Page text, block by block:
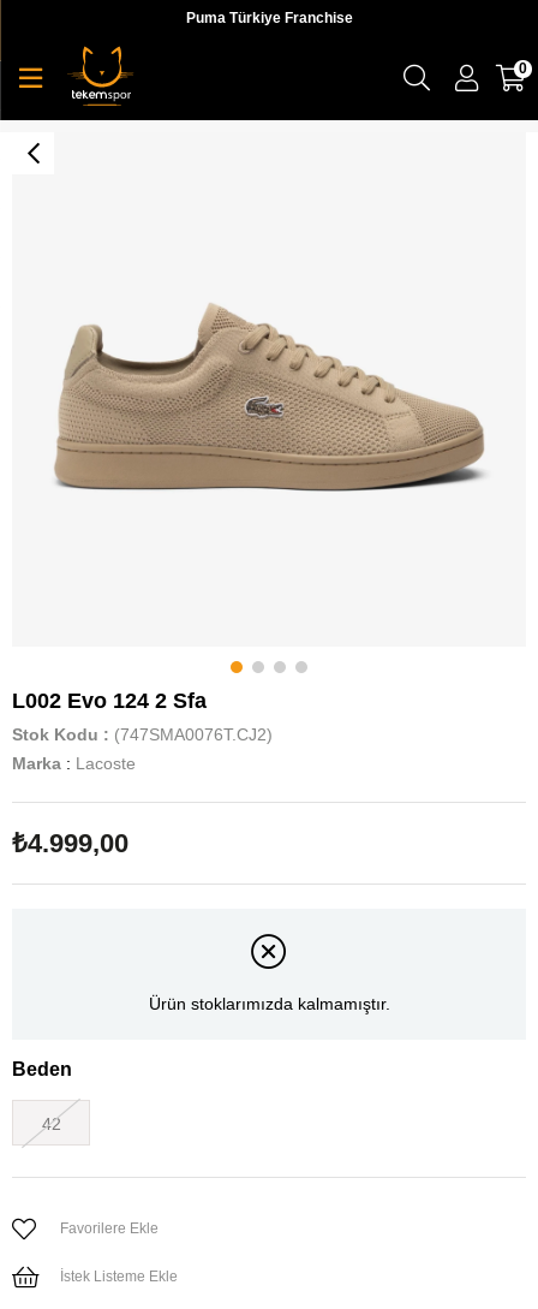
Puma Türkiye Franchise
0
L002 Evo 124 2 Sfa
Stok Kodu
(747SMA0076T.CJ2)
Marka : Lacoste
₺4.999,00
Ürün stoklarımızda kalmamıştır.
Beden
42
Favorilere Ekle
İstek Listeme Ekle